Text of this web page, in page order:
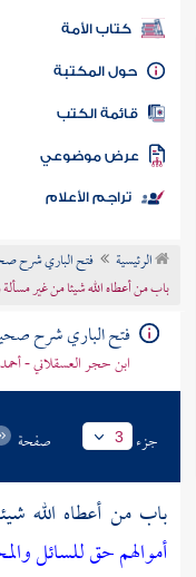
كتب PDF
كتاب الأمة
المكتبة
الكتب
موضوعي
تراجم الأعلام
الرئيسية فتح الباري شرح
باب من أعطاه الله شيئا من غير
فتح الباري شرح
ابن حجر العسقلاني -
جزء 3 صفحة
باب من أعطاه الله
أموالهم حق للسائل